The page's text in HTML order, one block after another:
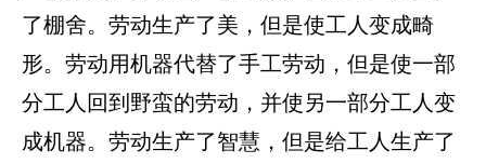
了棚舍。劳动生产了美，但是使工人变成畸
形。劳动用机器代替了手工劳动，但是使一部
分工人回到野蛮的劳动，并使另一部分工人变
成机器。劳动生产了智慧，但是给工人生产了